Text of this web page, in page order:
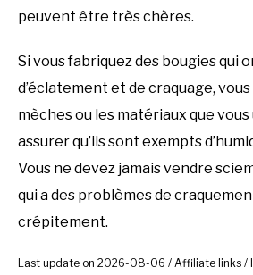
peuvent être très chères.
Si vous fabriquez des bougies qui
d’éclatement et de craquage,
mèches ou les matériaux que
assurer qu’ils sont exempts
Vous ne devez jamais vendre
qui a des problèmes de
crépitement.
Last update on 2026-08-06 / Affiliate links /